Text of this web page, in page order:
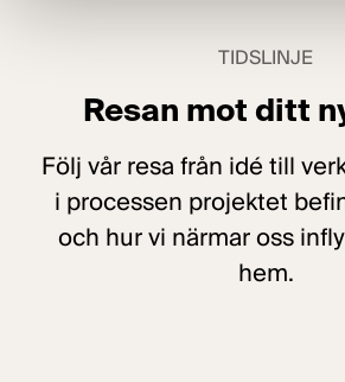
TIDSLINJE
Resan mot ditt
Följ vår resa från idé till
i processen projektet
och hur vi närmar oss
hem.